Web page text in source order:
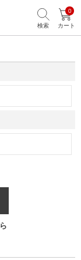
検索
0
カート